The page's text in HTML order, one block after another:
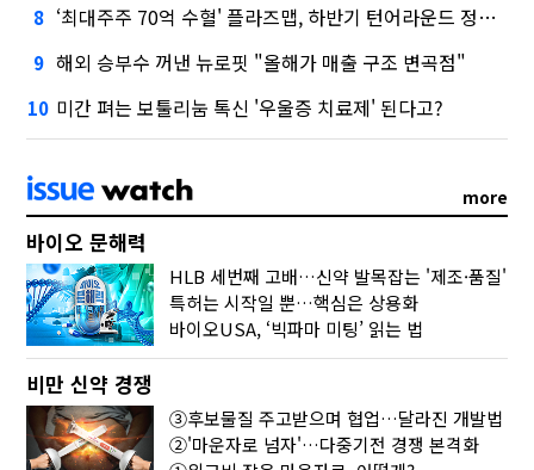
8 ‘최대주주 70억 수혈' 플라즈맵, 하반기 턴어라운드 정조준
9 해외 승부수 꺼낸 뉴로핏 "올해가 매출 구조 변곡점"
10 미간 펴는 보툴리눔 톡신 '우울증 치료제' 된다고?
more
바이오 문해력
HLB 세번째 고배…신약 발목잡는 '제조·품질'
특허는 시작일 뿐…핵심은 상용화
바이오USA, ‘빅파마 미팅’ 읽는 법
비만 신약 경쟁
③후보물질 주고받으며 협업…달라진 개발법
②'마운자로 넘자'…다중기전 경쟁 본격화